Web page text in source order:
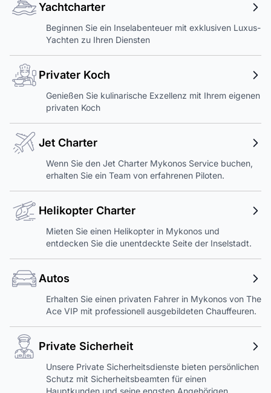
Yachtcharter
Beginnen Sie ein Inselabenteuer mit exklusiven Luxus-
Yachten zu Ihren Diensten
Privater Koch
Genießen Sie kulinarische Exzellenz mit Ihrem eigenen
privaten Koch
Jet Charter
Wenn Sie den Jet Charter Mykonos Service buchen,
erhalten Sie ein Team von erfahrenen Piloten.
Helikopter Charter
Mieten Sie einen Helikopter in Mykonos und
entdecken Sie die unentdeckte Seite der Inselstadt.
Autos
Erhalten Sie einen privaten Fahrer in Mykonos von The
Ace VIP mit professionell ausgebildeten Chauffeuren.
Private Sicherheit
Unsere Private Sicherheitsdienste bieten persönlichen
Schutz mit Sicherheitsbeamten für einen
Hauptkunden und seine engsten Angehörigen.